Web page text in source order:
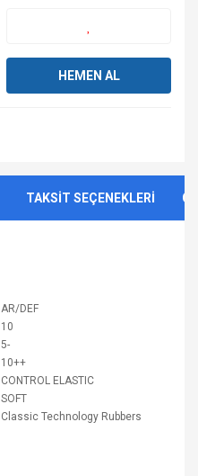
HEMEN AL
TAKSİT SEÇENEKLERİ
AR/DEF
10
5-
10++
CONTROL ELASTIC
SOFT
Classic Technology Rubbers